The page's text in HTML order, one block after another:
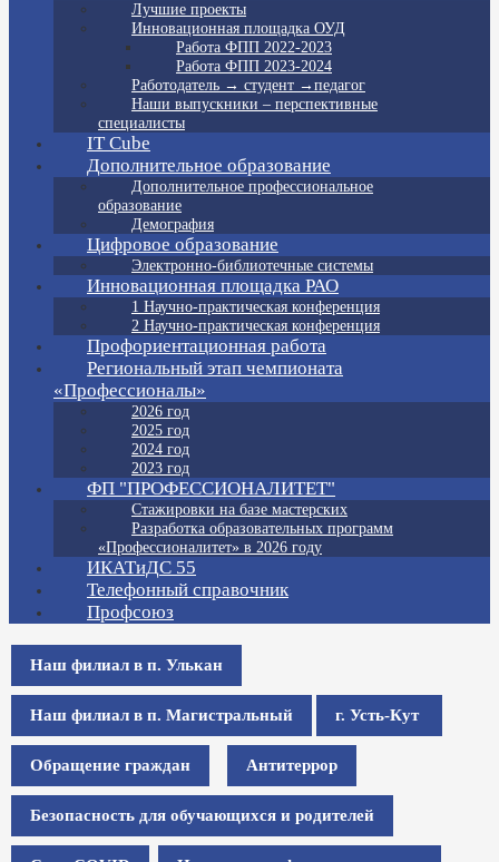
Лучшие проекты
Инновационная площадка ОУД
Работа ФПП 2022-2023
Работа ФПП 2023-2024
Работодатель → студент →педагог
Наши выпускники – перспективные
специалисты
IT Cube
Дополнительное образование
Дополнительное профессиональное
образование
Демография
Цифровое образование
Электронно-библиотечные системы
Инновационная площадка РАО
1 Научно-практическая конференция
2 Научно-практическая конференция
Профориентационная работа
Региональный этап чемпионата
«Профессионалы»
2026 год
2025 год
2024 год
2023 год
ФП "ПРОФЕССИОНАЛИТЕТ"
Стажировки на базе мастерских
Разработка образовательных программ
«Профессионалитет» в 2026 году
ИКАТиДС 55
Телефонный справочник
Профсоюз
Наш филиал в п. Улькан
Наш филиал в п. Магистральный г. Усть-Кут
Обращение граждан Антитеррор
Безопасность для обучающихся и родителей